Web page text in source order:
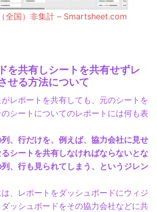
全国）非集計 – Smartsheet.com
を共有しシートを共有せずレ
せる方法について
レポートを共有しても、元のシートを
シートについてのレポートには何も表
、行だけを、例えば、協力会社に見せ
シートを共有しなければならないとな
、行も見られてしまう、というジレン
、レポートをダッシュボードにウィジ
ッシュボードをその協力会社などに共